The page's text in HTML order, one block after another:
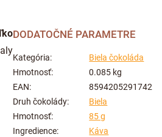
DODATOČNÉ PARAMETRE
Kategória:
Biela čokoláda
Hmotnosť:
0.085 kg
EAN:
8594205291742
Druh čokolády:
Biela
Hmotnosť:
85 g
Ingredience:
Káva